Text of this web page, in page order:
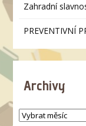
Zahradní
PREVENTIVNÍ
Archivy